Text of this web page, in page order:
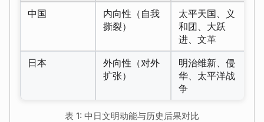
中国
内向性（自我
撕裂）
太平天国、义
和团、大跃
进、文革
日本
外向性（对外
扩张）
明治维新、侵
华、太平洋战
争
表 1: 中日文明动能与历史后果对比